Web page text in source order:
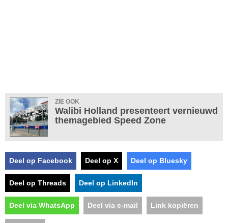
ZIE OOK
Walibi Holland presenteert vernieuwd
themagebied Speed Zone
Deel op Facebook Deel op X Deel op Bluesky
Deel op Threads Deel op LinkedIn
Deel via WhatsApp Deel via e-mail Link kopiëren